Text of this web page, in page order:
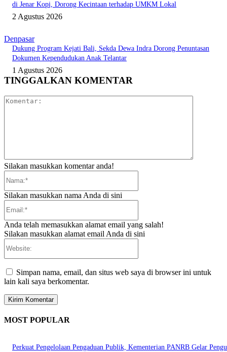
di Jenar Kopi, Dorong Kecintaan terhadap UMKM Lokal
2 Agustus 2026
Denpasar
Dukung Program Kejati Bali, Sekda Dewa Indra Dorong Penuntasan
Dokumen Kependudukan Anak Telantar
1 Agustus 2026
TINGGALKAN KOMENTAR
Silakan masukkan komentar anda!
Silakan masukkan nama Anda di sini
Anda telah memasukkan alamat email yang salah!
Silakan masukkan alamat email Anda di sini
Simpan nama, email, dan situs web saya di browser ini untuk
lain kali saya berkomentar.
MOST POPULAR
Perkuat Pengelolaan Pengaduan Publik, Kementerian PANRB Gelar